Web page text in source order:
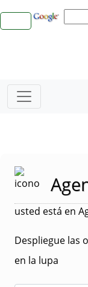
usted está en
Despliegue las
en la lupa